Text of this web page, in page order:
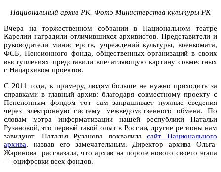
Национальный архив РК. Фото Министерства культуры РК
Вчера на торжественном собрании в Национальном театре
Карелии наградили отличившихся архивистов. Представители и
руководители министерств, учреждений культуры, военкомата,
ФСБ, Пенсионного фонда, общественных организаций в своих
выступлениях представили впечатляющую картину совместных
с Нацархивом проектов.
С 2011 года, к примеру, людям больше не нужно приходить за
справками в главный архив: благодаря совместному проекту с
Пенсионным фондом тот сам запрашивает нужные сведения
через электронную систему межведомственного обмена. По
словам мэтра информатизации нашей республики Натальи
Рузановой, это первый такой опыт в России, другие регионы нам
завидуют. Наталья Рузанова похвалиласайт Национального
архива, назвав его замечательным. Директор архива Ольга
Жаринова рассказала, что архив на пороге нового своего этапа
— оцифровки всех фондов.